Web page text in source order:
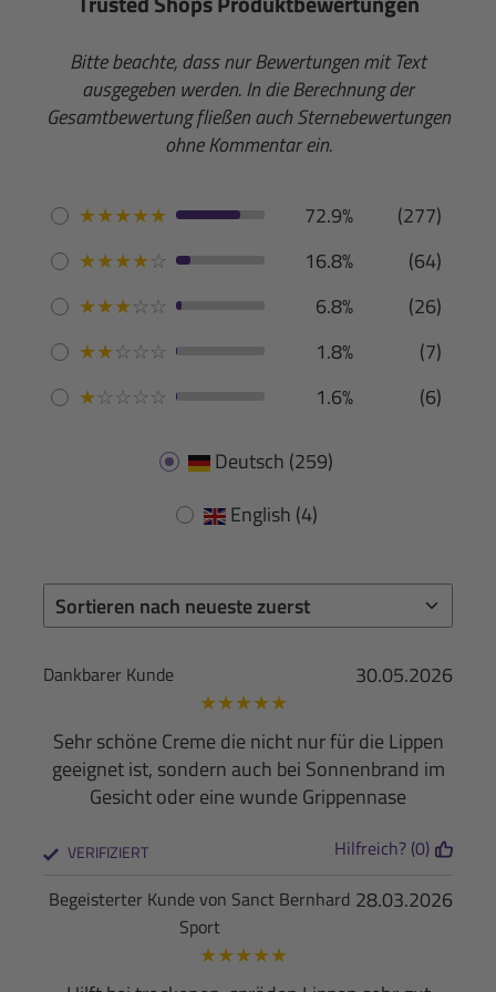
Bitte beachte, dass nur Bewertungen mit Text
ausgegeben werden. In die Berechnung der
Gesamtbewertung fließen auch Sternebewertungen
ohne Kommentar ein.
★★★★★ 72.9%
(277)
★★★★☆ 16.8%
(64)
★★★☆☆ 6.8%
(26)
★★☆☆☆ 1.8%
(7)
★☆☆☆☆ 1.6% (6)
Deutsch (259)
English (4)
30.05.2026
Dankbarer Kunde
★★★★★
Sehr schöne Creme die nicht nur für die Lippen
geeignet ist, sondern auch bei Sonnenbrand im
Gesicht oder eine wunde Grippennase
VERIFIZIERT Hilfreich? (0)
28.03.2026
Begeisterter Kunde von Sanct Bernhard
Sport
★★★★★